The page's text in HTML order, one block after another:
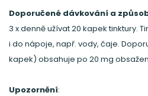
Doporučené dávkování a
3 x denně užívat 20 kapek tinktury.
i do nápoje, např. vody, čaje.
kapek) obsahuje po 20 mg
Upozornění: